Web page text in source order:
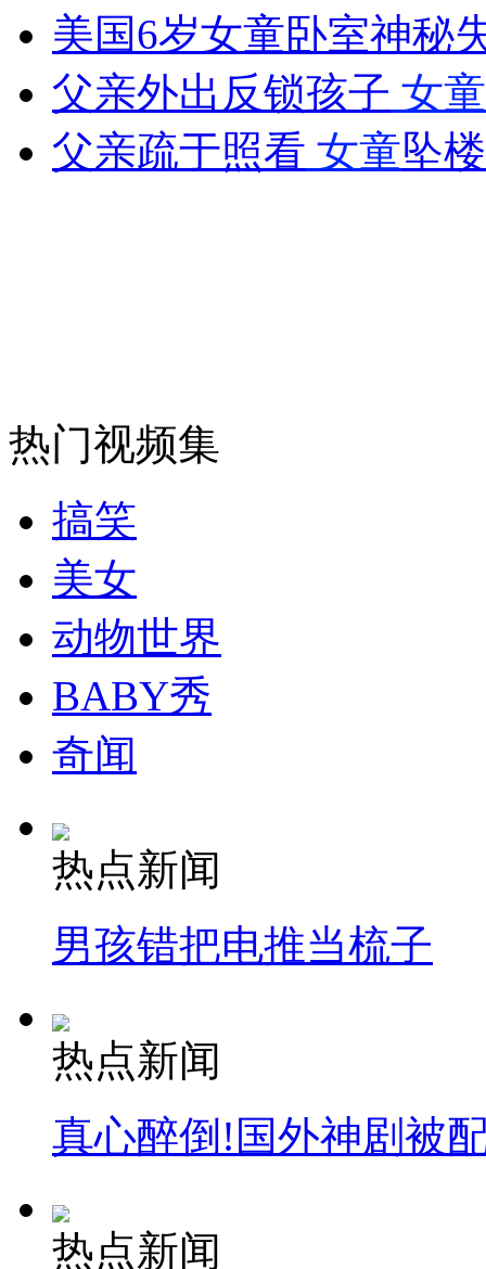
消防员救轻生者 花炮节热闹非凡 减压"枕头大战"
美国6岁女童卧室神秘
父亲外出反锁孩子 女童
父亲疏于照看 女童坠
热门视频集
搞笑
美女
动物世界
BABY秀
奇闻
热点新闻
男孩错把电推当梳子
热点新闻
真心醉倒!国外神剧被
热点新闻